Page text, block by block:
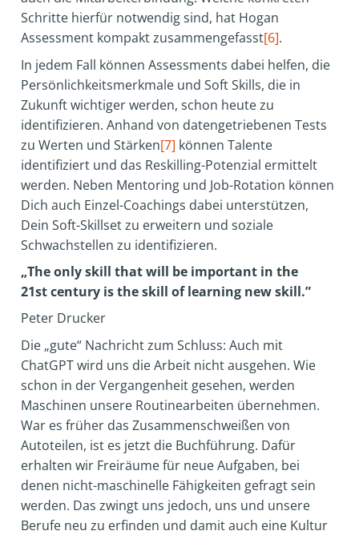
Schritte hierfür notwendig sind, hat Hogan
Assessment kompakt zusammengefasst[6].
In jedem Fall können Assessments dabei helfen, die
Persönlichkeitsmerkmale und Soft Skills, die in
Zukunft wichtiger werden, schon heute zu
identifizieren. Anhand von datengetriebenen Tests
zu Werten und Stärken[7] können Talente
identifiziert und das Reskilling-Potenzial ermittelt
werden. Neben Mentoring und Job-Rotation können
Dich auch Einzel-Coachings dabei unterstützen,
Dein Soft-Skillset zu erweitern und soziale
Schwachstellen zu identifizieren.
„The only skill that will be important in the
21st century is the skill of learning new skill.”
Peter Drucker
Die „gute“ Nachricht zum Schluss: Auch mit
ChatGPT wird uns die Arbeit nicht ausgehen. Wie
schon in der Vergangenheit gesehen, werden
Maschinen unsere Routinearbeiten übernehmen.
War es früher das Zusammenschweißen von
Autoteilen, ist es jetzt die Buchführung. Dafür
erhalten wir Freiräume für neue Aufgaben, bei
denen nicht-maschinelle Fähigkeiten gefragt sein
werden. Das zwingt uns jedoch, uns und unsere
Berufe neu zu erfinden und damit auch eine Kultur